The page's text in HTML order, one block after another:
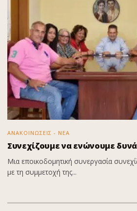
ΑΝΑΚΟΙΝΩΣΕΙΣ - ΝΕΑ
Συνεχίζουμε να ενώνουμε
Μια εποικοδομητική συνεργασία
με τη συμμετοχή της...